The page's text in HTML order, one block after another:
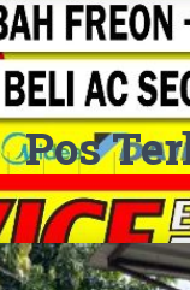
Pos